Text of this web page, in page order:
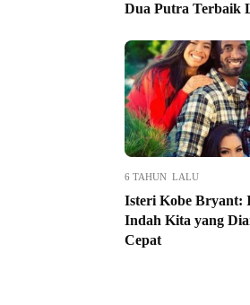
Dua Putra Terbaik
6 TAHUN LALU
Isteri Kobe Bryant:
Indah Kita yang
Cepat